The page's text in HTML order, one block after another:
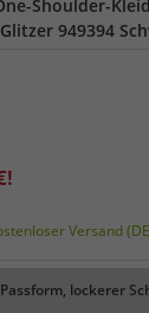
Shoulder-
949394
Versand
lockerer